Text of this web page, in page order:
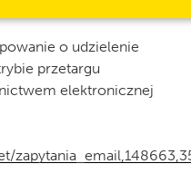
o udzielenie
przetargu
elektronicznej